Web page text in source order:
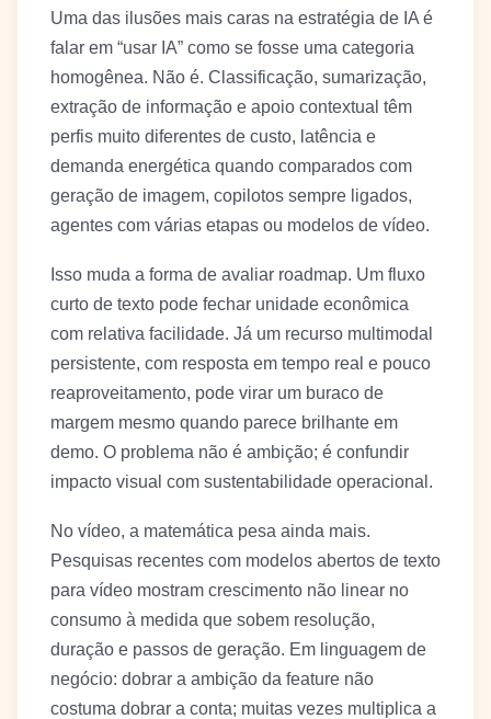
Uma das ilusões mais caras na estratégia de IA é
falar em “usar IA” como se fosse uma categoria
homogênea. Não é. Classificação, sumarização,
extração de informação e apoio contextual têm
perfis muito diferentes de custo, latência e
demanda energética quando comparados com
geração de imagem, copilotos sempre ligados,
agentes com várias etapas ou modelos de vídeo.
Isso muda a forma de avaliar roadmap. Um fluxo
curto de texto pode fechar unidade econômica
com relativa facilidade. Já um recurso multimodal
persistente, com resposta em tempo real e pouco
reaproveitamento, pode virar um buraco de
margem mesmo quando parece brilhante em
demo. O problema não é ambição; é confundir
impacto visual com sustentabilidade operacional.
No vídeo, a matemática pesa ainda mais.
Pesquisas recentes com modelos abertos de texto
para vídeo mostram crescimento não linear no
consumo à medida que sobem resolução,
duração e passos de geração. Em linguagem de
negócio: dobrar a ambição da feature não
costuma dobrar a conta; muitas vezes multiplica a